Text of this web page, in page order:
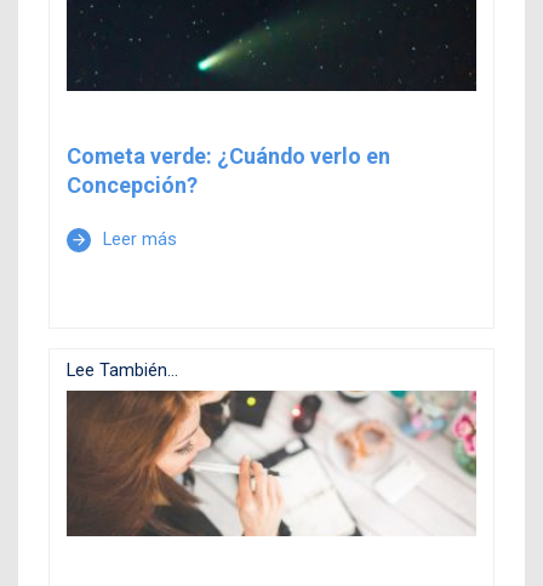
Cometa verde: ¿Cuándo verlo en
Concepción?
arrow_forward Leer más
Lee También...